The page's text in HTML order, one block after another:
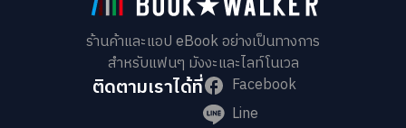
ร้านค้าและแอป eBook อย่างเป็นทางการ
สำหรับแฟนๆ มังงะและไลท์โนเวล
ติดตามเราได้ที่
Facebook
Line